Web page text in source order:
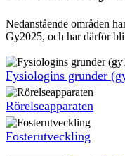
Nedanstående områden
Gy2025, och har därför
Fysiologins grunder
Rörelse­apparaten
Foster­utveckling